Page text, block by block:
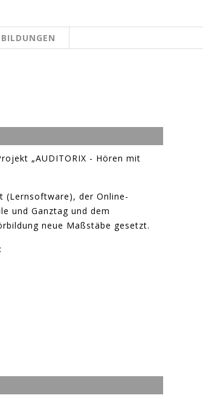
„AUDITORIX - Hören mit
(Lernsoftware), der Online-
und Ganztag und dem
neue Maßstäbe gesetzt.